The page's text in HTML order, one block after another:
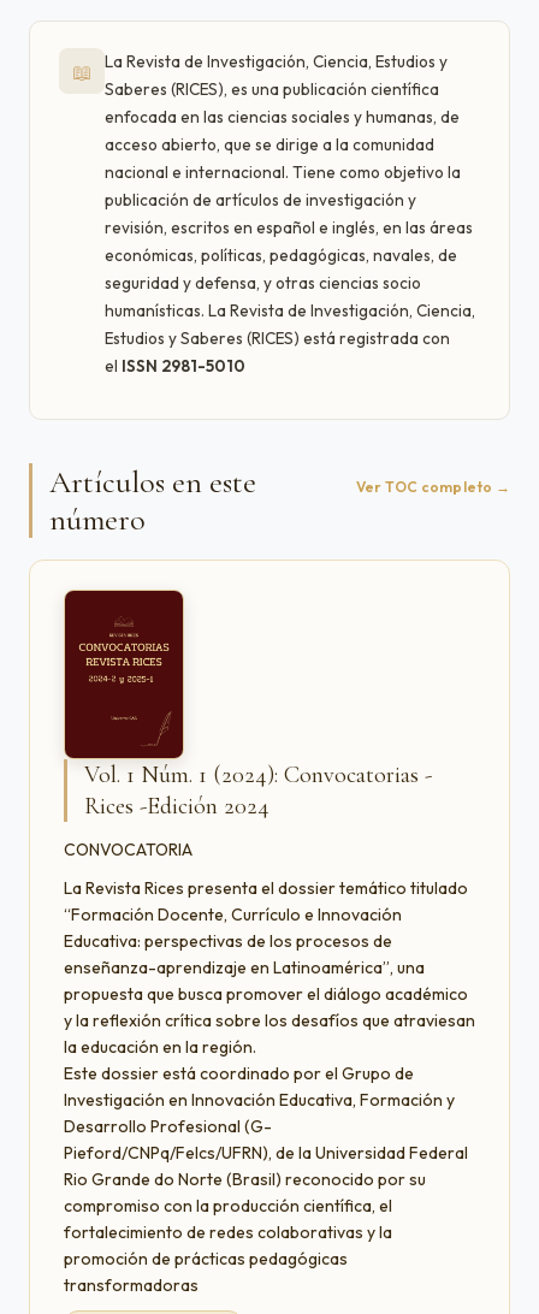
📖
La Revista de Investigación, Ciencia, Estudios y
Saberes (RICES), es una publicación científica
enfocada en las ciencias sociales y humanas, de
acceso abierto, que se dirige a la comunidad
nacional e internacional. Tiene como objetivo la
publicación de artículos de investigación y
revisión, escritos en español e inglés, en las áreas
económicas, políticas, pedagógicas, navales, de
seguridad y defensa, y otras ciencias socio
humanísticas. La Revista de Investigación, Ciencia,
Estudios y Saberes (RICES) está registrada con
el ISSN 2981-5010
Artículos en este
número
Ver TOC completo →
Vol. 1 Núm. 1 (2024): Convocatorias -
Rices -Edición 2024
CONVOCATORIA
La Revista Rices presenta el dossier temático titulado
“Formación Docente, Currículo e Innovación
Educativa: perspectivas de los procesos de
enseñanza-aprendizaje en Latinoamérica”, una
propuesta que busca promover el diálogo académico
y la reflexión crítica sobre los desafíos que atraviesan
la educación en la región.
Este dossier está coordinado por el Grupo de
Investigación en Innovación Educativa, Formación y
Desarrollo Profesional (G-
Pieford/CNPq/Felcs/UFRN), de la Universidad Federal
Rio Grande do Norte (Brasil) reconocido por su
compromiso con la producción científica, el
fortalecimiento de redes colaborativas y la
promoción de prácticas pedagógicas
transformadoras